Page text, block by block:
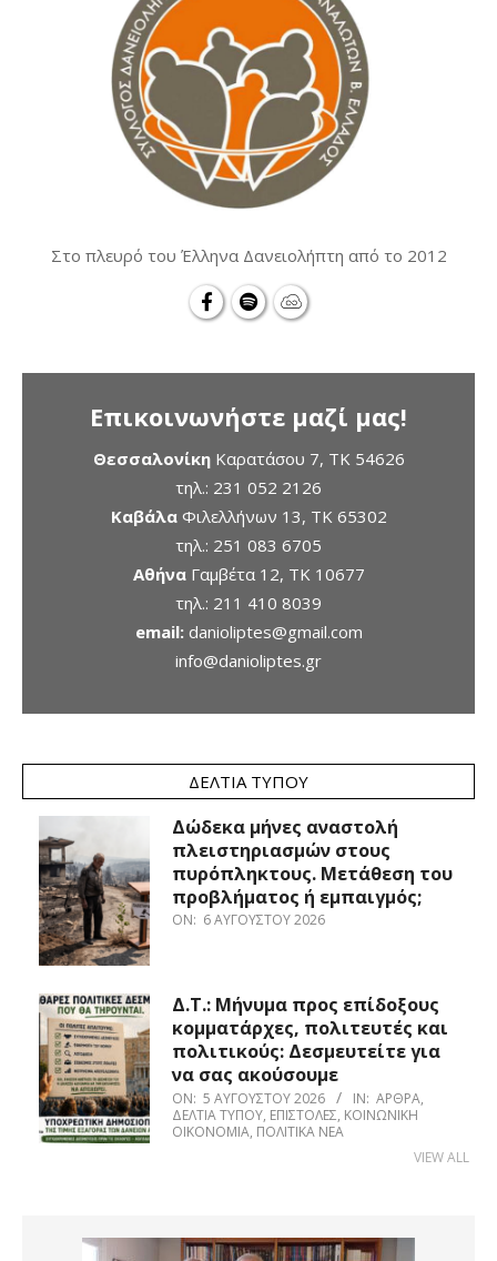
Στο πλευρό του Έλληνα Δανειολήπτη από το 2012
Επικοινωνήστε μαζί μας!
ΘεσσαλονίκηΚαρατάσου 7, TK 54626
τηλ.: 231 052 2126
ΚαβάλαΦιλελλήνων 13, ΤΚ 65302
τηλ.: 251 083 6705
ΑθήναΓαμβέτα 12, ΤΚ 10677
τηλ.: 211 410 8039
email: danioliptes@gmail.com
info@danioliptes.gr
ΔΕΛΤΊΑ ΤΎΠΟΥ
Δώδεκα μήνες αναστολή
πλειστηριασμών στους
πυρόπληκτους. Μετάθεση του
προβλήματος ή εμπαιγμός;
ON: 6 ΑΥΓΟΎΣΤΟΥ 2026
Δ.Τ.: Μήνυμα προς επίδοξους
κομματάρχες, πολιτευτές και
πολιτικούς: Δεσμευτείτε για
να σας ακούσουμε
ON: 5 ΑΥΓΟΎΣΤΟΥ 2026 IN: ΆΡΘΡΑ,
ΔΕΛΤΊΑ ΤΎΠΟΥ, ΕΠΙΣΤΟΛΈΣ, ΚΟΙΝΩΝΙΚΉ
ΟΙΚΟΝΟΜΊΑ, ΠΟΛΙΤΙΚΆ ΝΈΑ
VIEW ALL